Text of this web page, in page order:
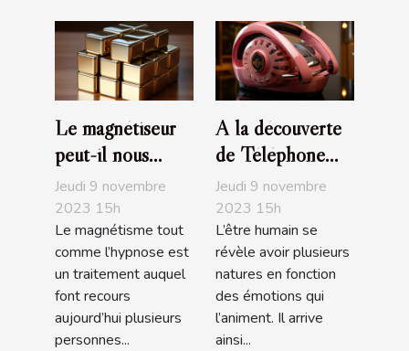
Le magnétiseur
peut-il nous
soigner de nos
maux ?
Jeudi 9 novembre
2023 15h
Le magnétisme tout
comme l’hypnose est
un traitement auquel
font recours
aujourd’hui plusieurs
personnes...
A la découverte
de Téléphone
Rose
Jeudi 9 novembre
2023 15h
L’être humain se
révèle avoir plusieurs
natures en fonction
des émotions qui
l’animent. Il arrive
ainsi...